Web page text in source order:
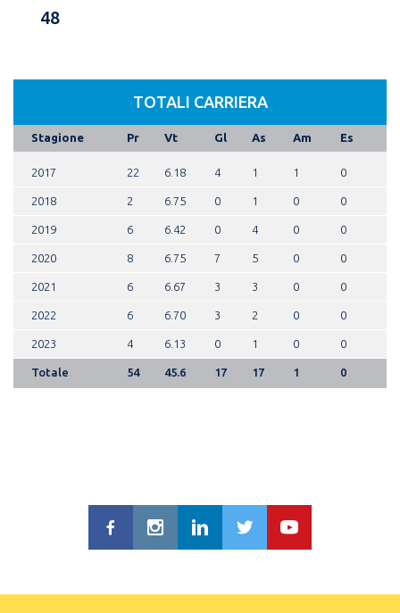
48
TOTALI CARRIERA
Stagione Pr Vt Gl As Am Es
2017 22 6.18 4 1 1 0
2018 2 6.75 0 1 0 0
2019 6 6.42 0 4 0 0
2020 8 6.75 7 5 0 0
2021 6 6.67 3 3 0 0
2022 6 6.70 3 2 0 0
2023 4 6.13 0 1 0 0
Totale 54 45.6 17 17 1 0